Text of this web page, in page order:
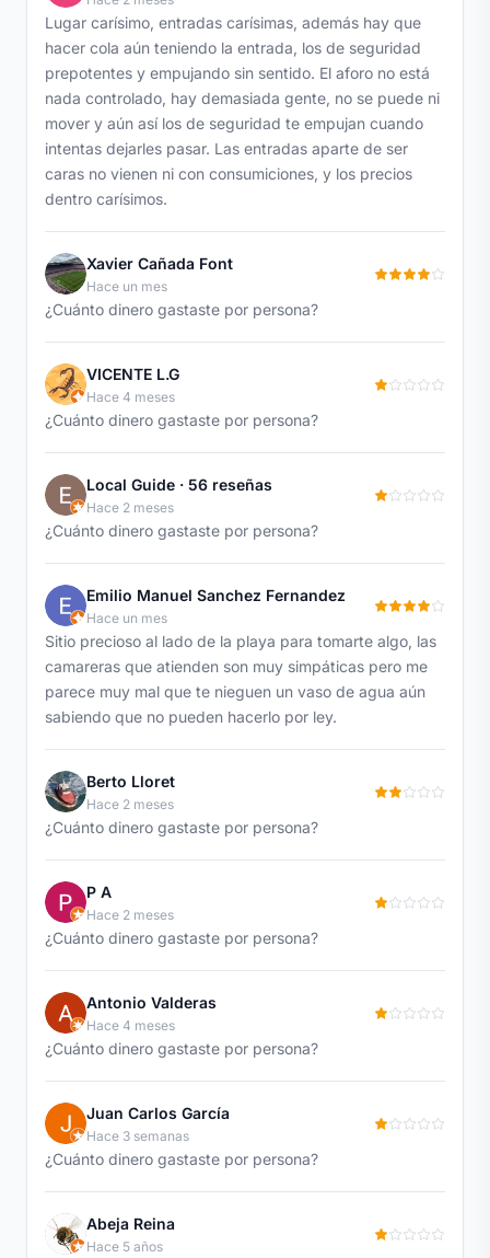
Lugar carísimo, entradas carísimas, además hay que
hacer cola aún teniendo la entrada, los de seguridad
prepotentes y empujando sin sentido. El aforo no está
nada controlado, hay demasiada gente, no se puede ni
mover y aún así los de seguridad te empujan cuando
intentas dejarles pasar. Las entradas aparte de ser
caras no vienen ni con consumiciones, y los precios
dentro carísimos.
Xavier Cañada Font
Hace un mes
¿Cuánto dinero gastaste por persona?
VICENTE L.G
Hace 4 meses
¿Cuánto dinero gastaste por persona?
Local Guide · 56 reseñas
Hace 2 meses
¿Cuánto dinero gastaste por persona?
Emilio Manuel Sanchez Fernandez
Hace un mes
Sitio precioso al lado de la playa para tomarte algo, las
camareras que atienden son muy simpáticas pero me
parece muy mal que te nieguen un vaso de agua aún
sabiendo que no pueden hacerlo por ley.
Berto Lloret
Hace 2 meses
¿Cuánto dinero gastaste por persona?
P A
Hace 2 meses
¿Cuánto dinero gastaste por persona?
Antonio Valderas
Hace 4 meses
¿Cuánto dinero gastaste por persona?
Juan Carlos García
Hace 3 semanas
¿Cuánto dinero gastaste por persona?
Abeja Reina
Hace 5 años